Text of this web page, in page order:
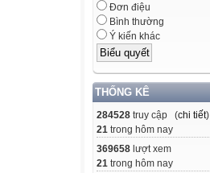
Đơn điệu
Bình thường
Ý kiến khác
THỐNG KÊ
284528 truy cập (chi tiết)
21 trong hôm nay
369658 lượt xem
21 trong hôm nay